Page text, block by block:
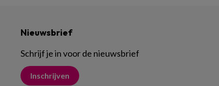
Nieuwsbrief
Schrijf je in voor de nieuwsbrief
Inschrijven